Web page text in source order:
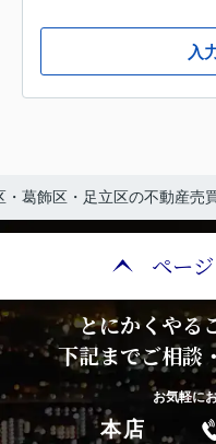
入
・葛飾区・足立区の不動産売
ペー
とにかくやる
下記までご相談
お気軽に
本店